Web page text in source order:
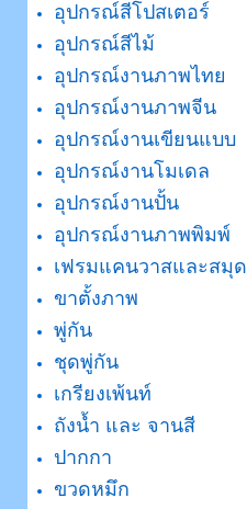
อุปกรณ์สีโปสเตอร์
อุปกรณ์สีไม้
อุปกรณ์งานภาพไทย
อุปกรณ์งานภาพจีน
อุปกรณ์งานเขียนแบบ
อุปกรณ์งานโมเดล
อุปกรณ์งานปั้น
อุปกรณ์งานภาพพิมพ์
เฟรมแคนวาสและสมุด
ขาตั้งภาพ
พู่กัน
ชุดพู่กัน
เกรียงเพ้นท์
ถังน้ำ และ จานสี
ปากกา
ขวดหมึก